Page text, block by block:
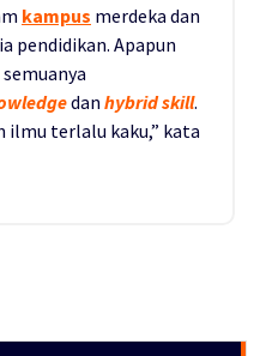
kampus merdeka dan
pendidikan. Apapun
dan hybrid skill.
ilmu terlalu kaku,” kata